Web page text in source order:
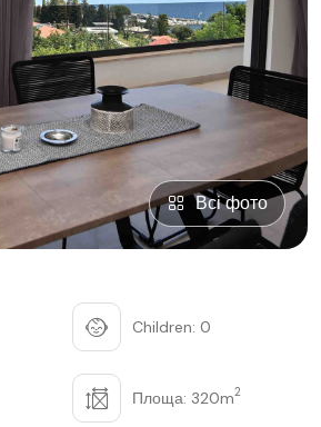
Всі фото
Children: 0
Площа: 320m2